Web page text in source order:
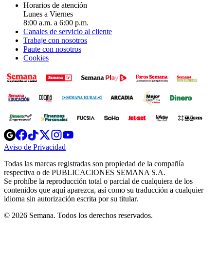
Horarios de atención
Lunes a Viernes
8:00 a.m. a 6:00 p.m.
Canales de servicio al cliente
Trabaje con nosotros
Paute con nosotros
Cookies
Opens
in
new
Opens
in
new
Opens
in
new
window
Opens
new
windowwindow
Aviso de Privacidad
new
window
Todas las marcas registradas son propiedad de la compañía
respectiva o de PUBLICACIONES SEMANA S.A.
Se prohíbe la reproducción total o parcial de cualquiera de los
contenidos que aquí aparezca, así como su traducción a cualquier
idioma sin autorización escrita por su titular.
© 2026 Semana. Todos los derechos reservados.